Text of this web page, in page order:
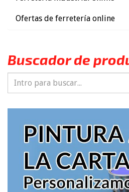
Ofertas de ferretería online
Buscador de